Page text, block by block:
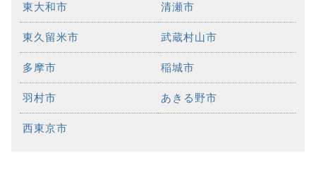
東大和市 清瀬市
東久留米市 武蔵村山市
多摩市 稲城市
羽村市 あきる野市
西東京市